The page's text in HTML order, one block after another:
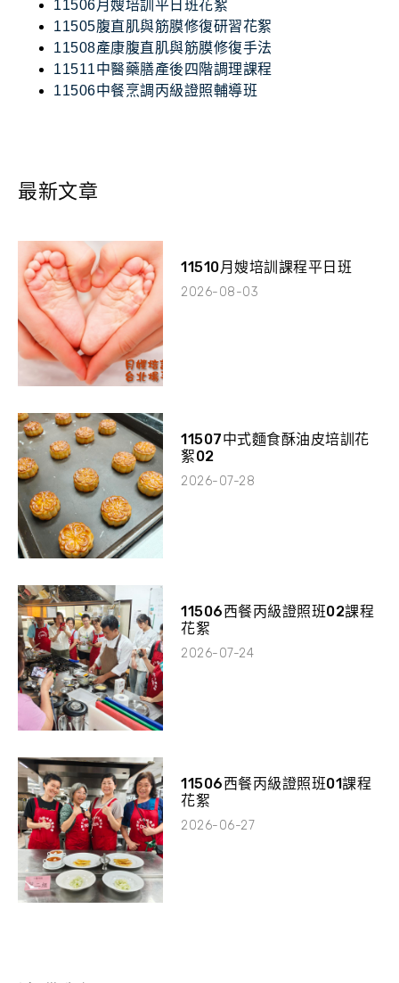
11506月嫂培訓平日班花絮
11505腹直肌與筋膜修復研習花絮
11508產康腹直肌與筋膜修復手法
11511中醫藥膳產後四階調理課程
11506中餐烹調丙級證照輔導班
最新文章
11510月嫂培訓課程平日班
2026-08-03
11507中式麵食酥油皮培訓花
絮02
2026-07-28
11506西餐丙級證照班02課程
花絮
2026-07-24
11506西餐丙級證照班01課程
花絮
2026-06-27